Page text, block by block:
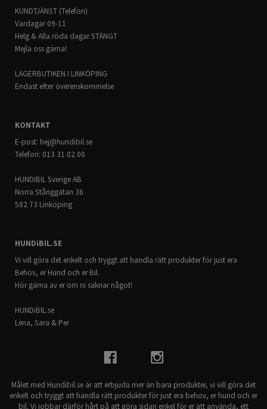
KUNDTJÄNST (Telefon)
Vardagar 09-11
Helg & Alla röda dagar STÄNGT
Mejla oss gärna!
LAGERBUTIKEN I LINKÖPING
Endast efter överenskommelse
KONTAKT
E-post: hej@hundibil.se
Telefon: 013 31 02 00
HUNDiBIL Sverige AB
Norra Stånggatan 36
582 73 Linköping
HUNDiBIL.SE
Vi vill göra det enkelt och tryggt att handla rätt produkter för just era
Behov, er Hund och er Bil.
Hör gärna av er om ni saknar något!
HUNDiBIL.se
Lena, Sara & Per
Målet med Hundibil.se är att erbjuda mer än bara produkter, vi vill göra det
enkelt och tryggt att handla rätt produkter för just era behov, er hund och er
bil. Vi jobbar därför hårt på att göra sidan enkel för er att använda, ett